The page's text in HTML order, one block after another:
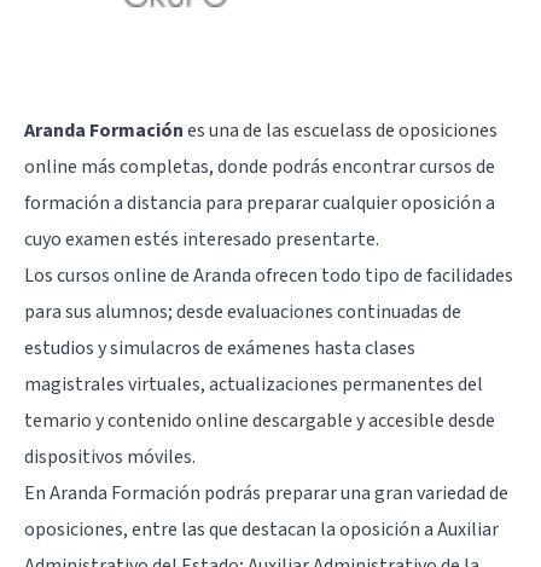
Aranda Formaciónes una de las escuelass de oposiciones
online más completas, donde podrás encontrar cursos de
formación a distancia para preparar cualquier oposición a
cuyo examen estés interesado presentarte.
Los cursos online de Aranda ofrecen todo tipo de facilidades
para sus alumnos; desde evaluaciones continuadas de
estudios y simulacros de exámenes hasta clases
magistrales virtuales, actualizaciones permanentes del
temario y contenido online descargable y accesible desde
dispositivos móviles.
En Aranda Formación podrás preparar una gran variedad de
oposiciones, entre las que destacan la oposición a Auxiliar